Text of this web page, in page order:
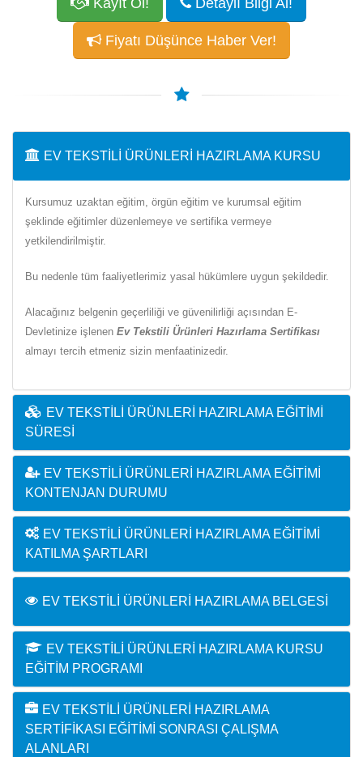
Fiyatı Düşünce Haber Ver!
EV TEKSTILI ÜRÜNLERI HAZIRLAMA KURSU
Kursumuz uzaktan eğitim, örgün eğitim ve kurumsal eğitim
şeklinde eğitimler düzenlemeye ve sertifika vermeye
yetkilendirilmiştir.
Bu nedenle tüm faaliyetlerimiz yasal hükümlere uygun şekildedir.
Alacağınız belgenin geçerliliği ve güvenilirliği açısından E-
Devletinize işlenen Ev Tekstili Ürünleri Hazırlama Sertifikası
almayı tercih etmeniz sizin menfaatinizedir.
EV TEKSTILI ÜRÜNLERI HAZIRLAMA EĞITIMI
SÜRESI
EV TEKSTILI ÜRÜNLERI HAZIRLAMA EĞITIMI
KONTENJAN DURUMU
EV TEKSTILI ÜRÜNLERI HAZIRLAMA EĞITIMI
KATILMA ŞARTLARI
EV TEKSTILI ÜRÜNLERI HAZIRLAMA BELGESI
EV TEKSTILI ÜRÜNLERI HAZIRLAMA KURSU
EĞITIM PROGRAMI
EV TEKSTILI ÜRÜNLERI HAZIRLAMA
SERTIFIKASI EĞITIMI SONRASI ÇALIŞMA
ALANLARI